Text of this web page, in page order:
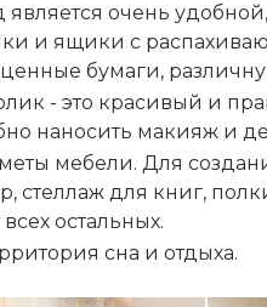
очень
и ящики с
бумаги,
- это красивый и
наносить макияж и
мебели. Для
стеллаж для книг,
остальных.
сна и отдыха.
1